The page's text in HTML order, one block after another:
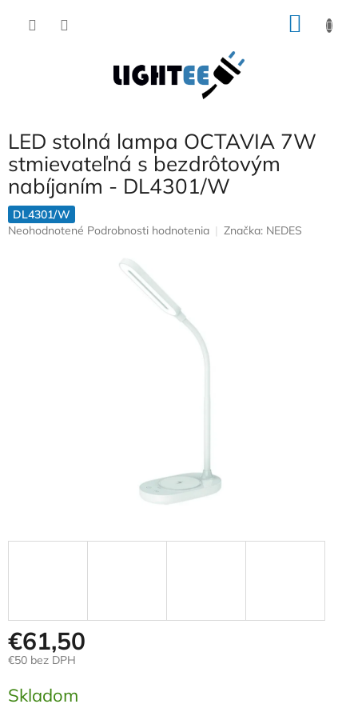
LED stolná lampa OCTAVIA 7W
stmievateľná s bezdrôtovým
nabíjaním - DL4301/W
DL4301/W
Priemerné
Neohodnotené Podrobnosti hodnotenia Značka: NEDES
€61,50
€50 bez DPH
cena:
Skladom